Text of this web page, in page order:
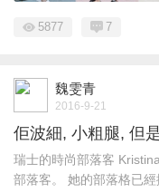
5877 7
魏雯青
2016-9-21
佢波細, 小粗腿, 但
瑞士的時尚部落客
部落客。 她的部落格已經